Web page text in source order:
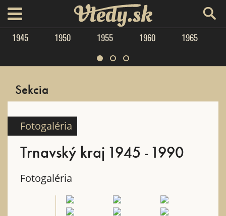
menu Vtedy.sk
1945 1950 1955 1960 1965
Sekcia
Fotogaléria
Trnavský kraj 1945 - 1990
Fotogaléria